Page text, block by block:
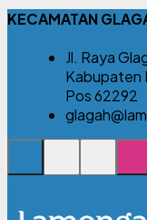
KECAMATAN
Jl. Raya
Kabupaten
Pos 62292